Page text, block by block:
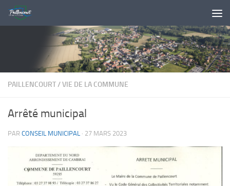
Skip to content
PAILLENCOURT/VIE DE LA COMMUNE
Arrêté municipal
PAR CONSEIL MUNICIPAL · 27 MARS 2023